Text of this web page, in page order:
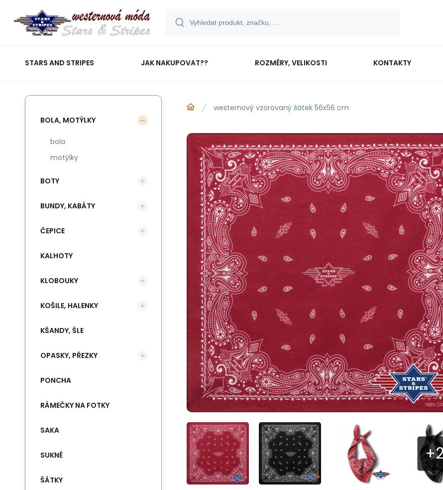
STARS AND STRIPES JAK NAKUPOVAT?? ROZMĚRY, VELIKOSTI KONTAKTY
westernový vzorovaný šátek 56x56 cm
BOLA, MOTÝLKY
bola
motýlky
BOTY
BUNDY, KABÁTY
ČEPICE
KALHOTY
KLOBOUKY
KOŠILE, HALENKY
KŠANDY, ŠLE
OPASKY, PŘEZKY
PONCHA
RÁMEČKY NA FOTKY
SAKA
SUKNĚ
ŠÁTKY